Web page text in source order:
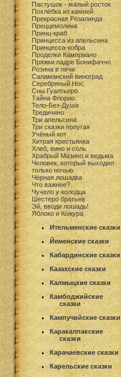
Пастушок - малый росток
Похлёбка из камней
Прекрасная Розалинда
Преццемолина
Принц-краб
Принцесса из апельсина
Принцесса-кобра
Проделки Камприано
Пряжки падре Бонифаччо
Розина в печи
Саламанский виноград
Серебряный Нос
Сны Гуалтьеро
Тайна Флорио
Тело-Без-Души
Тредичино
Три апельсина
Три сказки попугая
Учёный кот
Хитрая крестьянка
Хлеб, вино и соль
Храбрый Мазино и ведьма
Человек, который выходил
только ночью
Чёрная лошадка
Что важнее?
Чучело у колодца
Шестеро братьев
Эй, вводи лошадь!
Яблоко и Кожура
Ительменские сказки
Йеменские сказки
Кабардинские сказки
Казахские сказки
Калмыцкие сказки
Камбоджийские
сказки
Кампучийские сказки
Каракалпакские
сказки
Карачаевские сказки
Карельские сказки